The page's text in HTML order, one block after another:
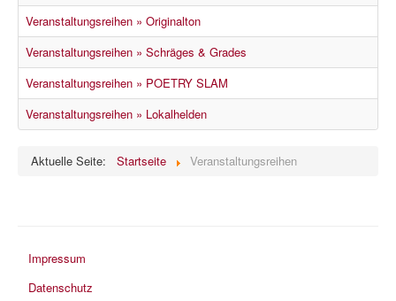
Veranstaltungsreihen » Originalton
Veranstaltungsreihen » Schräges & Grades
Veranstaltungsreihen » POETRY SLAM
Veranstaltungsreihen » Lokalhelden
Aktuelle Seite: Startseite Veranstaltungsreihen
Impressum
Datenschutz